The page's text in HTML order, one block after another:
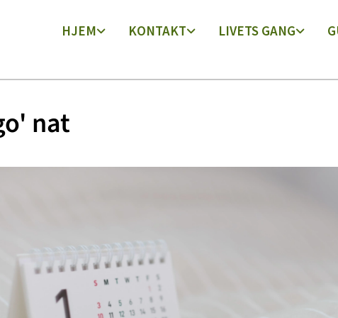
HJEM KONTAKT LIVETS GANG
nat